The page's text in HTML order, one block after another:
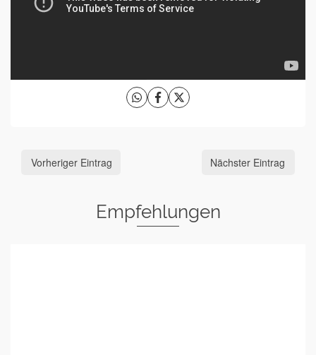
Vorheriger Eintrag Nächster Eintrag
Empfehlungen